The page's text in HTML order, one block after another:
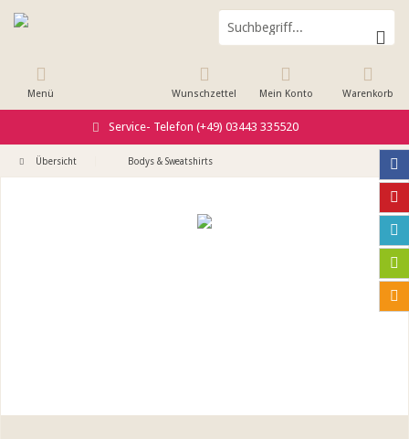
Service- Telefon (+49) 03443 335520
Menü Warenkorb
Wunschzettel Mein Konto
Übersicht Bodys & Sweatshirts